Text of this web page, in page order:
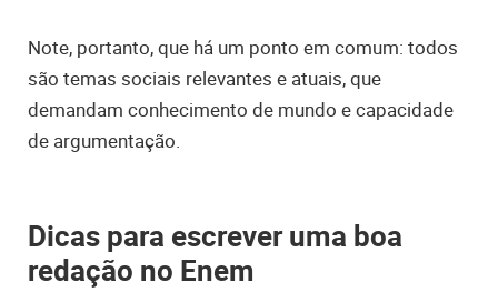
Note, portanto, que há um ponto em comum: todos
são temas sociais relevantes e atuais, que
demandam conhecimento de mundo e capacidade
de argumentação.
Dicas para escrever uma boa
redação no Enem